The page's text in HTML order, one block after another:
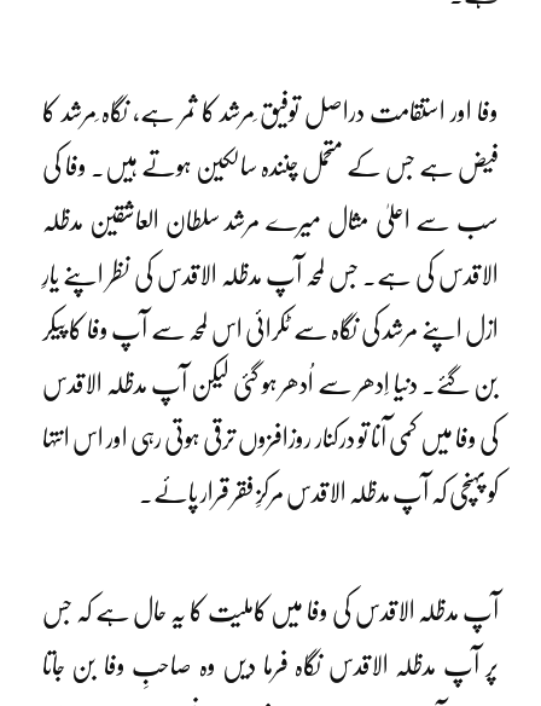
وفا اور استقامت دراصل توفیق ِمرشد کا ثمر ہے، نگاہ ِمرشد کا
فیض ہے جس کے متحمل چنندہ سالکین ہوتے ہیں۔ وفا کی
سب سے اعلیٰ مثال میرے مرشد سلطان العاشقین مدظلہ
الاقدس کی ہے۔ جس لمحہ آپ مدظلہ الاقدس کی نظر اپنے یارِ
ازل اپنے مرشد کی نگاہ سے ٹکرائی اس لمحہ سے آپ وفا کا پیکر
بن گئے۔ دنیا اِدھر سے اُدھر ہو گئی لیکن آپ مدظلہ الاقدس
کی وفا میں کمی آنا تو درکنار روزافزوں ترقی ہوتی رہی اور اس انتہا
کو پہنچی کہ آپ مدظلہ الاقدس مرکزِ فقر قرار پائے۔
آپ مدظلہ الاقدس کی وفا میں کاملیت کا یہ حال ہے کہ جس
پر آپ مدظلہ الاقدس نگاہ فرما دیں وہ صاحبِ وفا بن جاتا